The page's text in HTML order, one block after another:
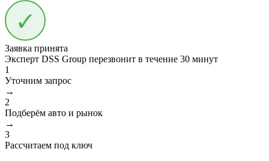
Заявка принята
Эксперт DSS Group перезвонит в течение 30 минут
1
Уточним запрос
→
2
Подберём авто и рынок
→
3
Рассчитаем под ключ